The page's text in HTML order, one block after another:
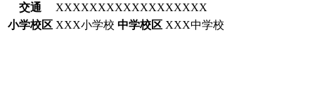
交通
XXXXXXXXXXXXXXXXXX
小学校区 XXX小学校 中学校区 XXX中学校